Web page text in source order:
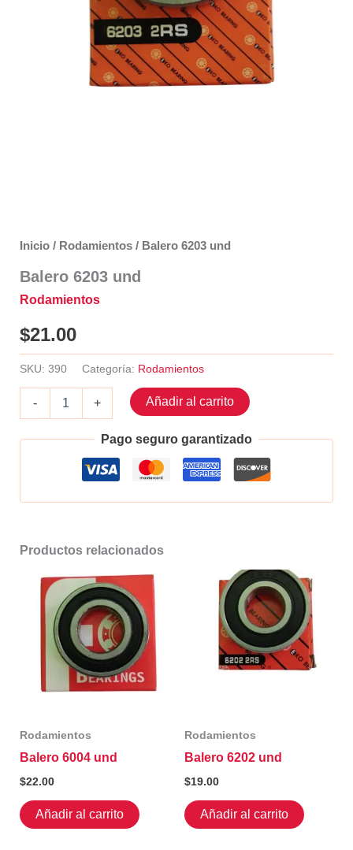
Inicio/ Rodamientos/ Balero 6203 und
Balero 6203 und
Rodamientos
$21.00
SKU: 390 Categoría: Rodamientos
-
cantidad
+ Añadir al carrito
Pago seguro garantizado
Productos relacionados
Rodamientos
Balero 6004 und
$22.00
Añadir al carrito
Rodamientos
Balero 6202 und
$19.00
Añadir al carrito